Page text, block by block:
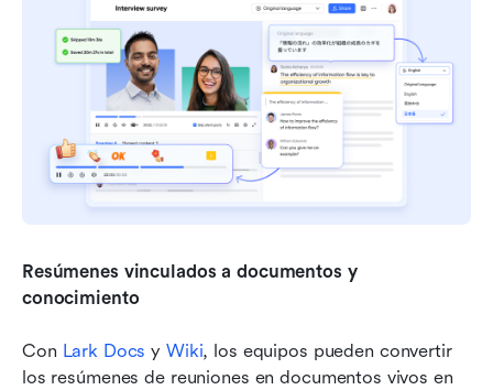
Resúmenes vinculados a documentos y
conocimiento
Con Lark Docs y Wiki, los equipos pueden convertir
los resúmenes de reuniones en documentos vivos en